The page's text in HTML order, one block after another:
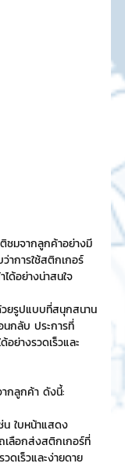
ชมจากลูกค้าอย่างมี
าการใช้สติกเกอร์
ด้อย่างน่าสนใจ
วยรูปแบบที่สนุกสนาน
นกลับ ประการที่
ย่างรวดเร็วและ
ากลูกค้า ดังนี้:
น ใบหน้าแสดง
ลือกส่งสติกเกอร์ที่
ดเร็วและง่ายดาย